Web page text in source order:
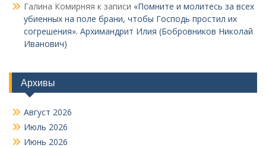
Галина Комирняя к записи «Помните и молитесь за всех
убиенных на поле брани, чтобы Господь простил их
согрешения». Архимандрит Илия (Бобровников Николай
Иванович)
Архивы
Август 2026
Июль 2026
Июнь 2026